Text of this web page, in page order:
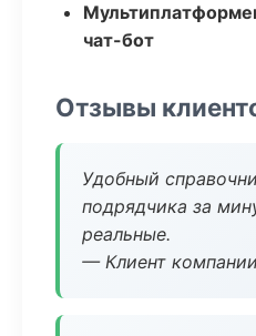
чат-бот
Отзывы
Удобный
подрядчика за
реальные.
— Клиент компании